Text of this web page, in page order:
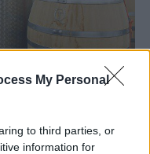
My Personal
to third parties, or
information for
mjöd och hard seltzer